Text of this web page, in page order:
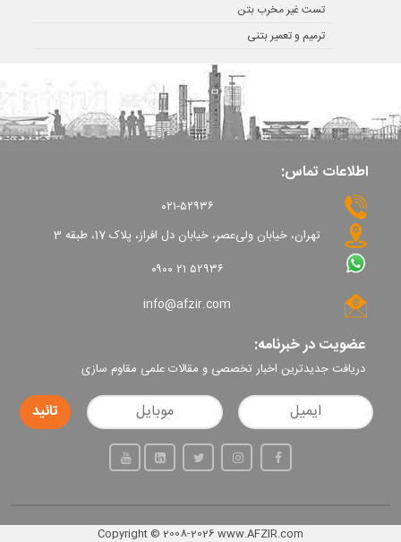
تست غیر مخرب بتن
ترمیم و تعمیر بتنی
اطلاعات تماس:
۰۲۱-۵۲۹۳۶
تهران، خیابان ولی‌عصر، خیابان دل افراز، پلاک 17، طبقه 3
۰۹۰۰ ۲۱ ۵۲۹۳۶
info@afzir.com
عضویت در خبرنامه:
دریافت جدیدترین اخبار تخصصی و مقالات علمی مقاوم سازی
Copyright © 2008-2026 www.AFZIR.com